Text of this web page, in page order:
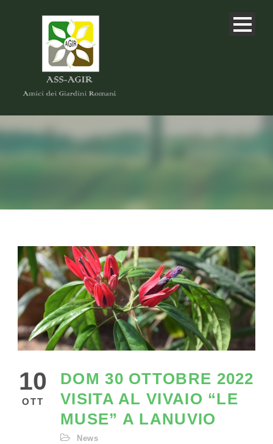
10
OTT
DOM 30 OTTOBRE 2022
VISITA AL VIVAIO “LE
MUSE” A LANUVIO
News